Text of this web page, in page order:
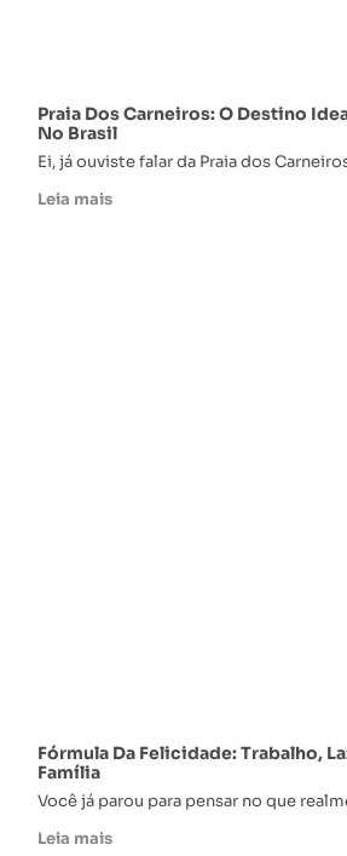
Praia Dos Carneiros: O Destino
No Brasil
Ei, já ouviste falar da Praia dos
Leia mais
Fórmula Da Felicidade: Trabalho,
Família
Você já parou para pensar no que
Leia mais